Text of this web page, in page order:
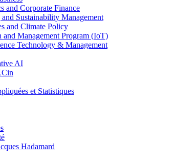
and Corporate Finance
Sustainability Management
and Climate Policy
Management Program (IoT)
Technology & Management
AI
et Statistiques
Hadamard